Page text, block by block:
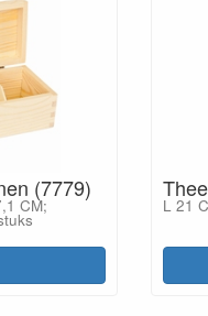
(7779)
CM; L 21